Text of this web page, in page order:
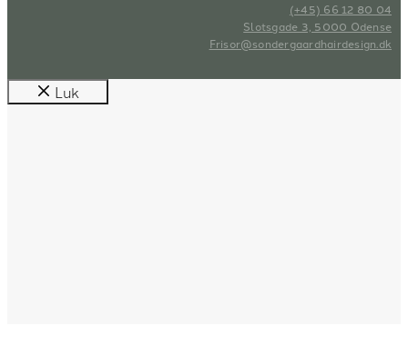
(+45) 66 12 80 04
Slotsgade 3, 5000 Odense
Frisor@sondergaardhairdesign.dk
Luk